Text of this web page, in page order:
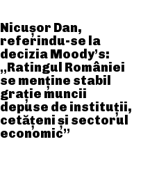
Nicușor Dan,
referindu-se la
decizia Moody’s:
„Ratingul României
se menține stabil
grație muncii
depuse de instituții,
cetățeni și sectorul
economic”